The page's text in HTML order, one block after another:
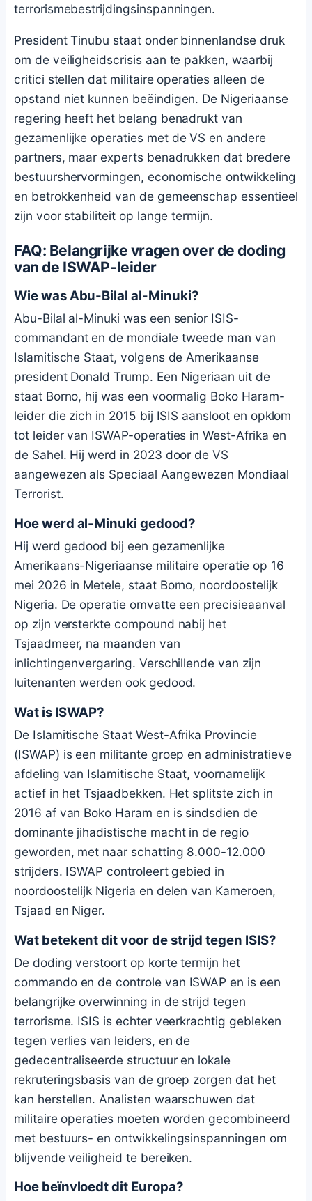
terrorismebestrijdingsinspanningen.
President Tinubu staat onder binnenlandse druk
om de veiligheidscrisis aan te pakken, waarbij
critici stellen dat militaire operaties alleen de
opstand niet kunnen beëindigen. De Nigeriaanse
regering heeft het belang benadrukt van
gezamenlijke operaties met de VS en andere
partners, maar experts benadrukken dat bredere
bestuurshervormingen, economische ontwikkeling
en betrokkenheid van de gemeenschap essentieel
zijn voor stabiliteit op lange termijn.
FAQ: Belangrijke vragen over de doding
van de ISWAP-leider
Wie was Abu-Bilal al-Minuki?
Abu-Bilal al-Minuki was een senior ISIS-
commandant en de mondiale tweede man van
Islamitische Staat, volgens de Amerikaanse
president Donald Trump. Een Nigeriaan uit de
staat Borno, hij was een voormalig Boko Haram-
leider die zich in 2015 bij ISIS aansloot en opklom
tot leider van ISWAP-operaties in West-Afrika en
de Sahel. Hij werd in 2023 door de VS
aangewezen als Speciaal Aangewezen Mondiaal
Terrorist.
Hoe werd al-Minuki gedood?
Hij werd gedood bij een gezamenlijke
Amerikaans-Nigeriaanse militaire operatie op 16
mei 2026 in Metele, staat Borno, noordoostelijk
Nigeria. De operatie omvatte een precisieaanval
op zijn versterkte compound nabij het
Tsjaadmeer, na maanden van
inlichtingenvergaring. Verschillende van zijn
luitenanten werden ook gedood.
Wat is ISWAP?
De Islamitische Staat West-Afrika Provincie
(ISWAP) is een militante groep en administratieve
afdeling van Islamitische Staat, voornamelijk
actief in het Tsjaadbekken. Het splitste zich in
2016 af van Boko Haram en is sindsdien de
dominante jihadistische macht in de regio
geworden, met naar schatting 8.000-12.000
strijders. ISWAP controleert gebied in
noordoostelijk Nigeria en delen van Kameroen,
Tsjaad en Niger.
Wat betekent dit voor de strijd tegen ISIS?
De doding verstoort op korte termijn het
commando en de controle van ISWAP en is een
belangrijke overwinning in de strijd tegen
terrorisme. ISIS is echter veerkrachtig gebleken
tegen verlies van leiders, en de
gedecentraliseerde structuur en lokale
rekruteringsbasis van de groep zorgen dat het
kan herstellen. Analisten waarschuwen dat
militaire operaties moeten worden gecombineerd
met bestuurs- en ontwikkelingsinspanningen om
blijvende veiligheid te bereiken.
Hoe beïnvloedt dit Europa?